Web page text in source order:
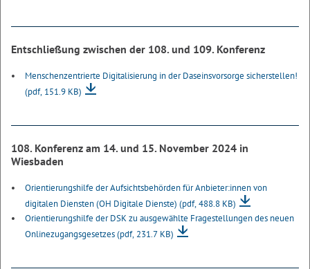
Entschließung zwischen der 108. und 109. Konferenz
Menschenzentrierte Digitalisierung in der Daseinsvorsorge sicherstellen!
(pdf, 151.9 KB)
108. Konferenz am 14. und 15. November 2024 in
Wiesbaden
Orientierungshilfe der Aufsichtsbehörden für Anbieter:innen von
digitalen Diensten (OH Digitale Dienste) (pdf, 488.8 KB)
Orientierungshilfe der DSK zu ausgewählte Fragestellungen des neuen
Onlinezugangsgesetzes(pdf, 231.7 KB)